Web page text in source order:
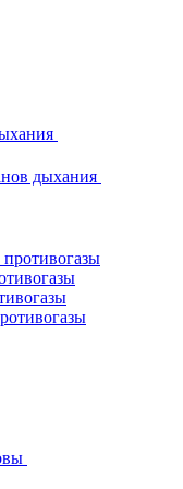
дыхания